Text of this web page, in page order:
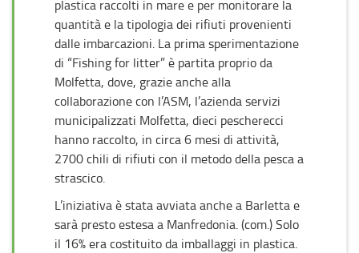
plastica raccolti in mare e per monitorare la
quantità e la tipologia dei rifiuti provenienti
dalle imbarcazioni. La prima sperimentazione
di “Fishing for litter” è partita proprio da
Molfetta, dove, grazie anche alla
collaborazione con l’ASM, l’azienda servizi
municipalizzati Molfetta, dieci pescherecci
hanno raccolto, in circa 6 mesi di attività,
2700 chili di rifiuti con il metodo della pesca a
strascico.
L’iniziativa è stata avviata anche a Barletta e
sarà presto estesa a Manfredonia. (com.) Solo
il 16% era costituito da imballaggi in plastica.